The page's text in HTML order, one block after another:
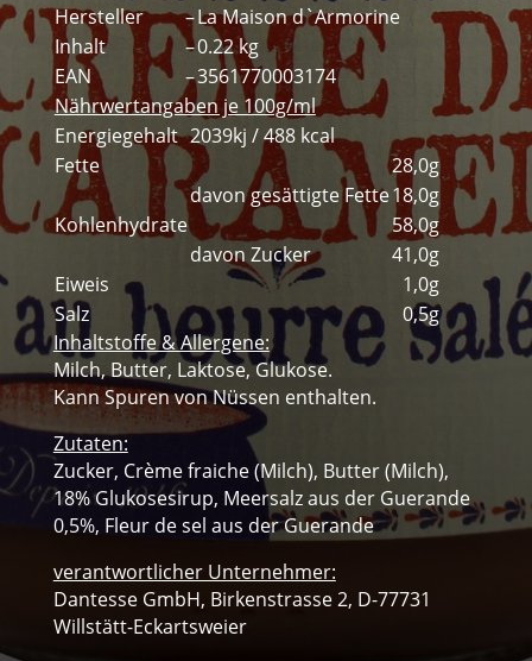
Hersteller
–La Maison d`Armorine
Inhalt
–0.22 kg
EAN
–3561770003174
Nährwertangaben je 100g/ml
Energiegehalt 2039kj / 488 kcal
Fette
28,0g
davon gesättigte Fette18,0g
Kohlenhydrate
58,0g
davon Zucker
41,0g
Eiweis
1,0g
Salz
0,5g
Inhaltstoffe & Allergene:
Milch, Butter, Laktose, Glukose.
Kann Spuren von Nüssen enthalten.
Zutaten:
Zucker, Crème fraiche (Milch), Butter (Milch),
18% Glukosesirup, Meersalz aus der Guerande
0,5%, Fleur de sel aus der Guerande
verantwortlicher Unternehmer:
Dantesse GmbH, Birkenstrasse 2, D-77731
Willstätt-Eckartsweier